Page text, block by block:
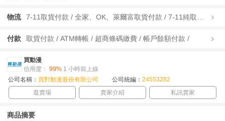
物流
付款 取貨付款 / ATM轉帳 / 超商條碼繳費 / 帳戶餘額付款 /
買動漫
信用度： 99% 1 小時前上線
公司名稱： 買對動漫股份有限公司 公司統編： 24553282
逛賣場
賣家介紹 私訊賣家
商品摘要